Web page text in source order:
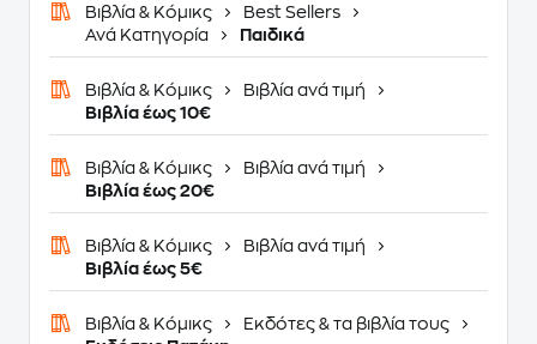
Βιβλία & Κόμικς
Best Sellers
Ανά Κατηγορία
Παιδικά
Βιβλία & Κόμικς
Βιβλία ανά τιμή
Βιβλία έως 10€
Βιβλία & Κόμικς
Βιβλία ανά τιμή
Βιβλία έως 20€
Βιβλία & Κόμικς
Βιβλία ανά τιμή
Βιβλία έως 5€
Βιβλία & Κόμικς
Εκδότες & τα βιβλία τους